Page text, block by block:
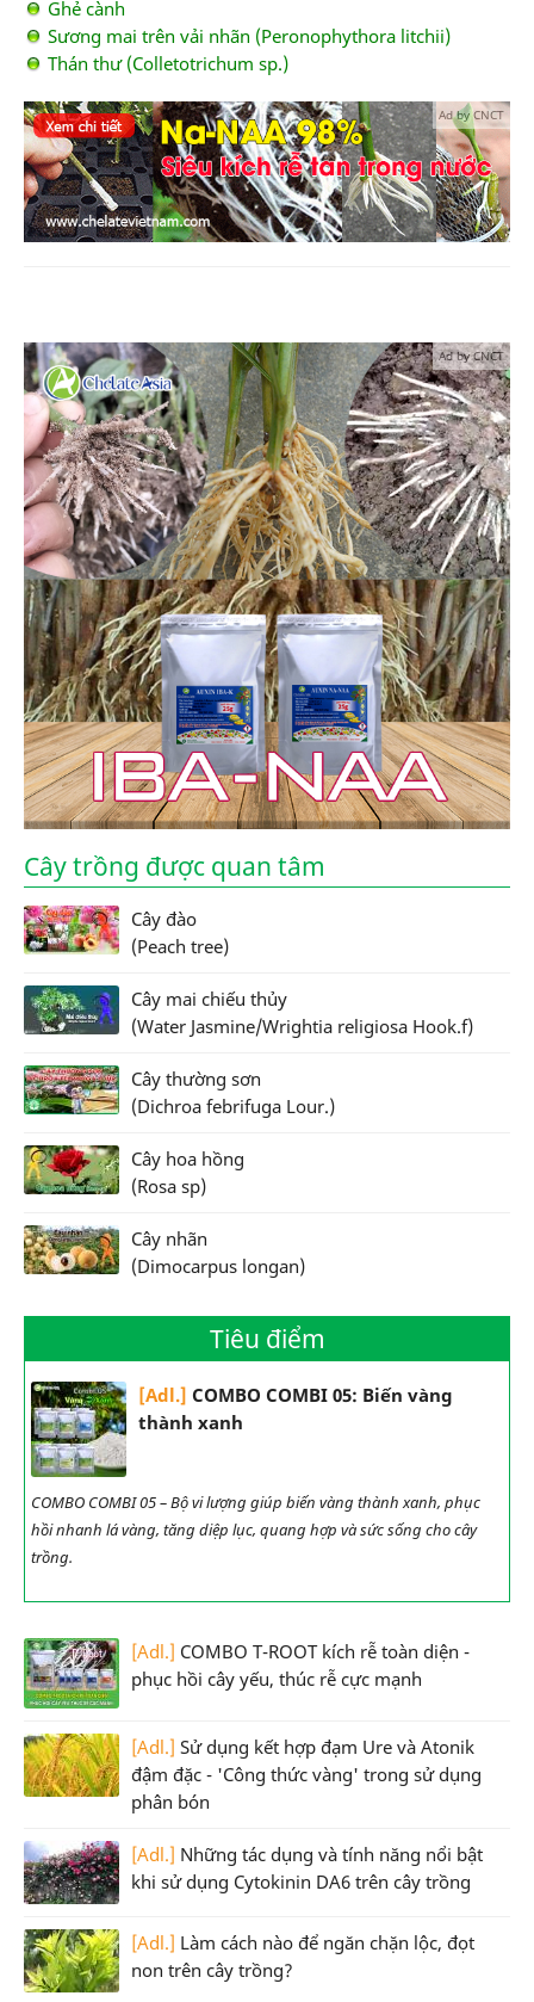
Ghẻ cành
Sương mai trên vải nhãn (Peronophythora litchii)
Thán thư (Colletotrichum sp.)
Ad by CNCT
Ad by CNCT
Cây trồng được quan tâm
Cây đào
(Peach tree)
Cây mai chiếu thủy
(Water Jasmine/Wrightia religiosa Hook.f)
Cây thường sơn
(Dichroa febrifuga Lour.)
Cây hoa hồng
(Rosa sp)
Cây nhãn
(Dimocarpus longan)
Tiêu điểm
[Adl.] COMBO COMBI 05: Biến vàng
thành xanh
COMBO COMBI 05 – Bộ vi lượng giúp biến vàng thành xanh, phục
hồi nhanh lá vàng, tăng diệp lục, quang hợp và sức sống cho cây
trồng.
[Adl.] COMBO T-ROOT kích rễ toàn diện -
phục hồi cây yếu, thúc rễ cực mạnh
[Adl.] Sử dụng kết hợp đạm Ure và Atonik
đậm đặc - 'Công thức vàng' trong sử dụng
phân bón
[Adl.] Những tác dụng và tính năng nổi bật
khi sử dụng Cytokinin DA6 trên cây trồng
[Adl.] Làm cách nào để ngăn chặn lộc, đọt
non trên cây trồng?